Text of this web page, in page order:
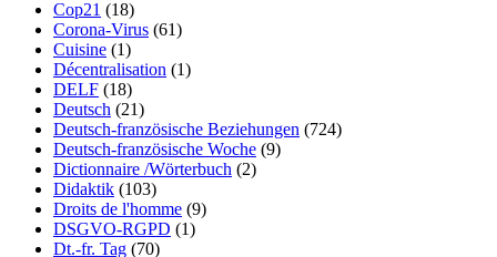
Cop21 (18)
Corona-Virus (61)
Cuisine (1)
Décentralisation (1)
DELF (18)
Deutsch (21)
Deutsch-französische Beziehungen (724)
Deutsch-französische Woche (9)
Dictionnaire /Wörterbuch (2)
Didaktik (103)
Droits de l'homme (9)
DSGVO-RGPD (1)
Dt.-fr. Tag (70)